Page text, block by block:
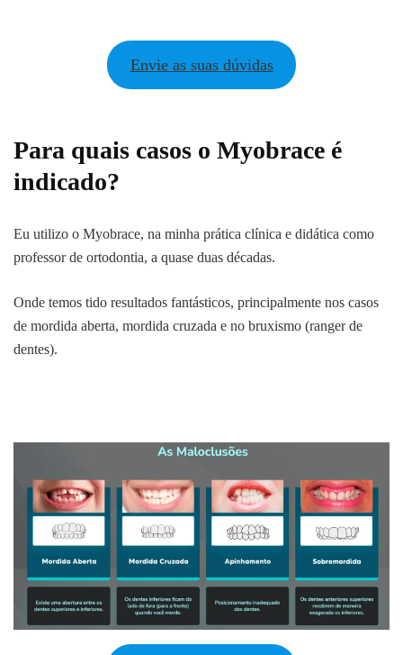
Envie as suas dúvidas
Para quais casos o Myobrace é
indicado?
Eu utilizo o Myobrace, na minha prática clínica e didática como
professor de ortodontia, a quase duas décadas.
Onde temos tido resultados fantásticos, principalmente nos casos
de mordida aberta, mordida cruzada e no bruxismo (ranger de
dentes).